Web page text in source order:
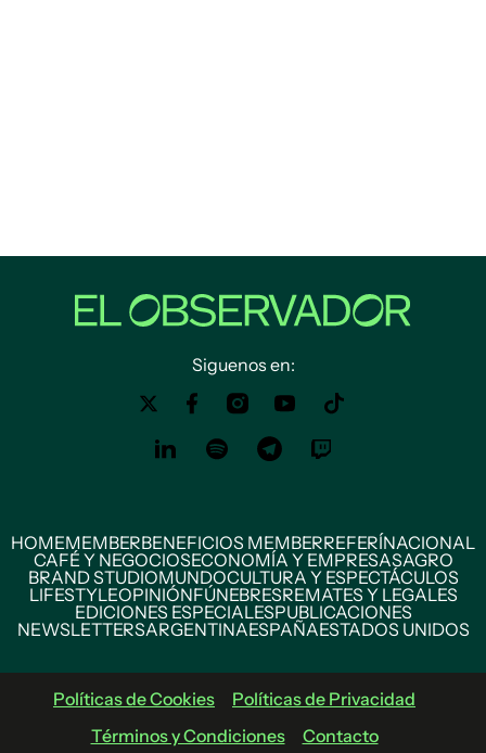
Siguenos en:
HOMEMEMBERBENEFICIOS MEMBERREFERÍNACIONAL
CAFÉ Y NEGOCIOSECONOMÍA Y EMPRESASAGRO
BRAND STUDIOMUNDOCULTURA Y ESPECTÁCULOS
LIFESTYLEOPINIÓNFÚNEBRESREMATES Y LEGALES
EDICIONES ESPECIALESPUBLICACIONES
NEWSLETTERSARGENTINAESPAÑAESTADOS UNIDOS
Políticas de Cookies
Políticas de Privacidad
Términos y Condiciones
Contacto